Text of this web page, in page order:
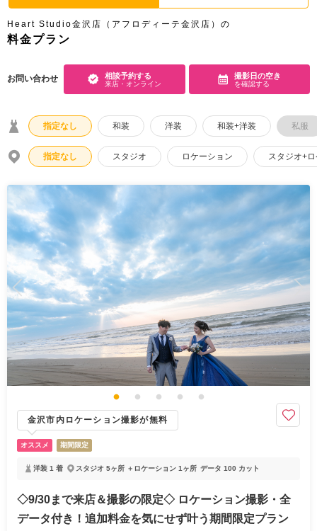
衣装 ムービー
オプション
アクセス/TEL スタジオトップ
こだわりポイント
豊富なドレス 豊富なカラードレス
スタジオでの撮影 マタニティフォト
海での撮影 豊富な色打掛・着物
家族・友人と撮影
チャペルでの撮影
豊富な白無垢
ウェルカムボードの作成
Heart Studio金沢店（アフロディーテ金沢店）の
料金プラン
お問い合わせ 相談予約する
来店・オンライン
撮影日の空き
を確認する
指定なし 和装 洋装 和装+洋装 私服
指定なし スタジオ ロケーション スタジオ+
金沢市内ロケーション撮影が無料
オススメ 期間限定
洋装 1 着 スタジオ 5ヶ所 ＋ロケーション 1ヶ所 データ 100 カット
◇9/30まで来店＆撮影の限定◇ ロケーション撮影・全
データ付き！追加料金を気にせず叶う期間限定プラン